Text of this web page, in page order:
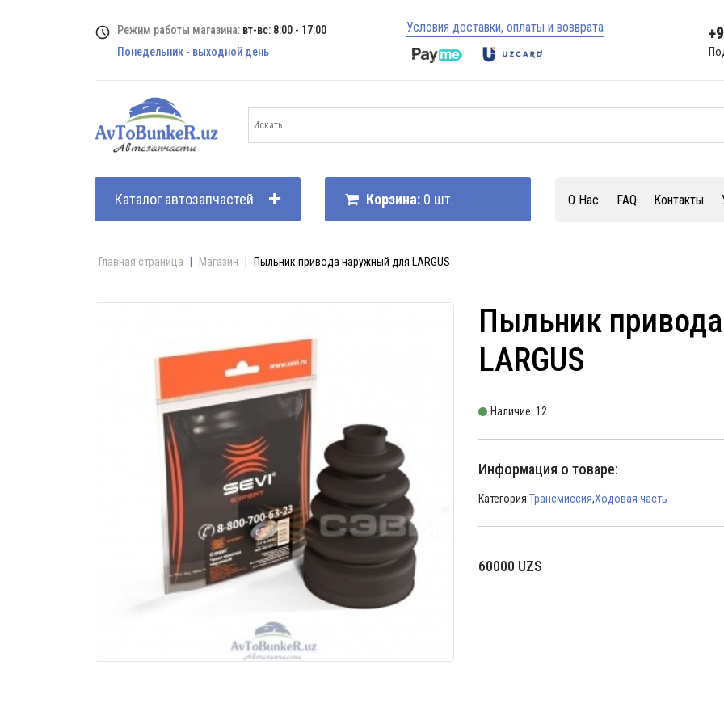
Режим работы магазина: вт-вс: 8:00 - 17:00
Понедельник - выходной день
Условия доставки, оплаты и возврата
Каталог автозапчастей Корзина: 0 шт. О Нас FAQ Контакты
Главная страница Магазин Пыльник привода наружный для LARGUS
Пыльник
LARGUS
Наличие: 12
Информация о товаре:
Категория:Трансмиссия,Ходовая часть
60000 UZS